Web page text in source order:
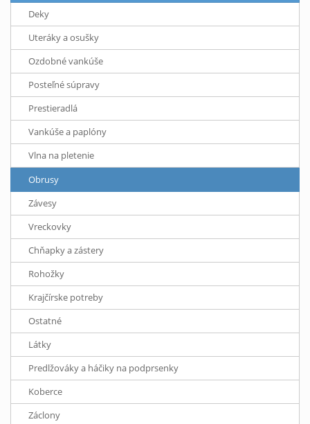
Deky
Uteráky a osušky
Ozdobné vankúše
Posteľné súpravy
Prestieradlá
Vankúše a paplóny
Vlna na pletenie
Obrusy
Závesy
Vreckovky
Chňapky a zástery
Rohožky
Krajčírske potreby
Ostatné
Látky
Predlžováky a háčiky na podprsenky
Koberce
Záclony